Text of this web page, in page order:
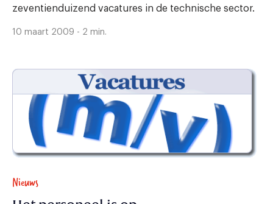
zeventienduizend vacatures in de technische sector.
10 maart 2009 - 2 min.
Nieuws